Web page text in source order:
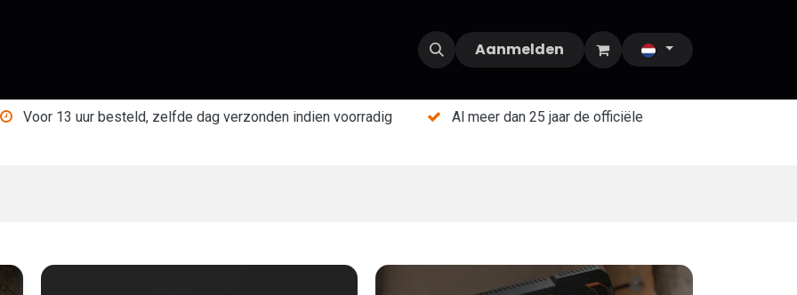
Aanmelden
Voor 13 uur besteld, zelfde dag verzonden indien voorradig
Al meer dan 25 jaar de officiële